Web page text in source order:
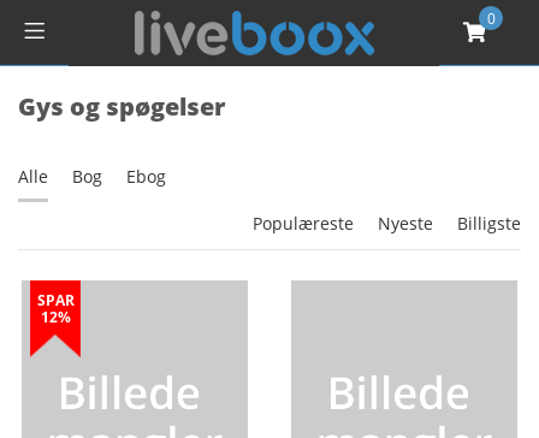
0
Gys og spøgelser
Alle Bog Ebog
Populæreste Nyeste Billigste
SPAR
12%